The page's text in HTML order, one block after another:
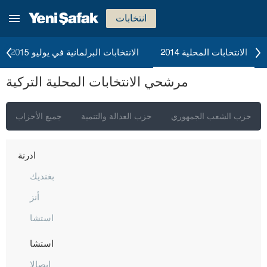
انتخابات
الانتخابات البرلمانية في يوليو 2015 الانتخابات المحلية 2014
مرشحي الانتخابات المحلية التركية
جميع الأحزاب حزب العدالة والتنمية حزب الشعب الجمهوري
جناق قلعة
شانكيري
جوروم
دينيزلي
دوزجا
أدرنة
بغنديك
أنز
استشا
استشا
إبصالا